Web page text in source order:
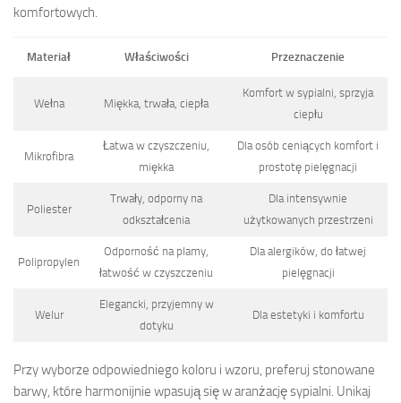
komfortowych.
Materiał Właściwości Przeznaczenie
Wełna Miękka, trwała, ciepła
Komfort w sypialni, sprzyja
ciepłu
Mikrofibra
Łatwa w czyszczeniu,
miękka
Dla osób ceniących komfort i
prostotę pielęgnacji
Poliester
Trwały, odporny na
odkształcenia
Dla intensywnie
użytkowanych przestrzeni
Polipropylen
Odporność na plamy,
łatwość w czyszczeniu
Dla alergików, do łatwej
pielęgnacji
Welur
Elegancki, przyjemny w
dotyku
Dla estetyki i komfortu
Przy wyborze odpowiedniego koloru i wzoru, preferuj stonowane
barwy, które harmonijnie wpasują się w aranżację sypialni. Unikaj